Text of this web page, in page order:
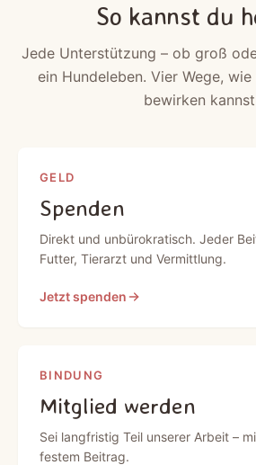
So kannst du
Jede Unterstützung – ob groß
ein Hundeleben. Vier Wege,
bewirken
GELD
Spenden
Direkt und unbürokratisch. Jeder
Futter, Tierarzt und Vermittlung.
Jetzt spenden
BINDUNG
Mitglied werden
Sei langfristig Teil unserer Arbeit –
festem Beitrag.